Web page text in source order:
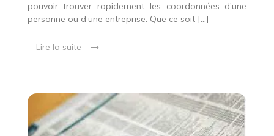
pouvoir trouver rapidement les coordonnées d’une
personne ou d’une entreprise. Que ce soit […]
Lire la suite